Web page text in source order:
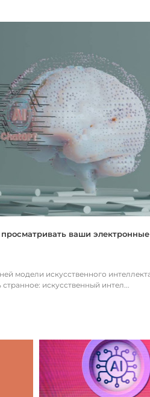
ваши
модели искусственного
искусственный интел...